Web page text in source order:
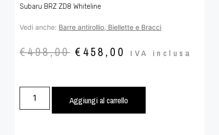
Subaru BRZ ZD8 Whiteline
Vedi anche: Barre antirollio, Biellette e Bracci
€498,00 € 458,00 IVA inclusa
Aggiungi al carrello